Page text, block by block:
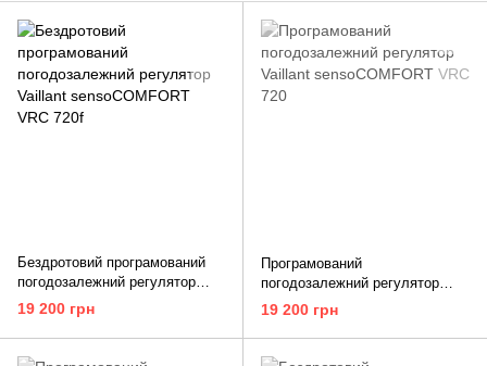
Бездротовий програмований
погодозалежний регулятор
Vaillant sensoCOMFORT VRC
19 200 грн
Програмований
погодозалежний регулятор
Vaillant sensoCOMFORT VRC
19 200 грн